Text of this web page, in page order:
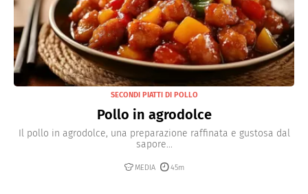
SECONDI PIATTI DI POLLO
Pollo in agrodolce
Il pollo in agrodolce, una preparazione raffinata e gustosa dal
sapore...
MEDIA 45m